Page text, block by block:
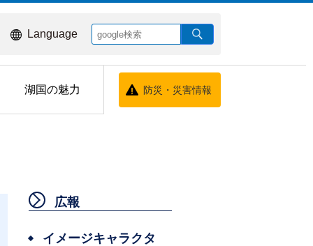
Language
湖国の魅力 防災・災害情報
広報
イメージキャラクタ